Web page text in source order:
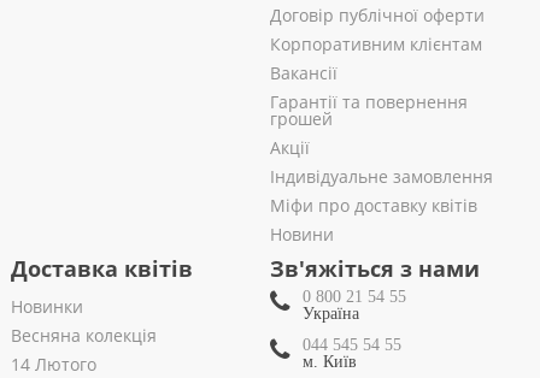
Договір публічної оферти
Корпоративним клієнтам
Вакансії
Гарантії та повернення
грошей
Акції
Індивідуальне замовлення
Міфи про доставку квітів
Новини
Доставка квітів
Новинки
Весняна колекція
14 Лютого
Зв'яжіться з нами
0 800 21 54 55
Україна
044 545 54 55
м. Київ